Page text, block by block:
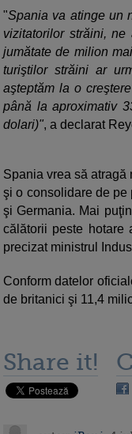
"Spania va atinge un
vizitatorilor străini,
jumătate de milion
turiştilor străini ar
aşteptăm la o
până la aproximativ
dolari)", a declarat
Spania vrea să
şi o consolidare de pe
şi Germania. Mai
călătorii peste hotare
precizat ministrul
Conform datelor
de britanici şi 11,4
Share it!